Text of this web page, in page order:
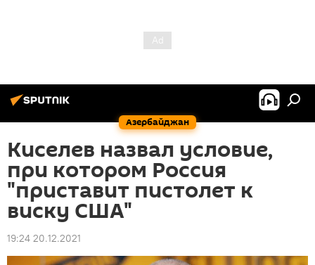
Азербайджан
Киселев назвал условие,
при котором Россия
"приставит пистолет к
виску США"
19:24 20.12.2021